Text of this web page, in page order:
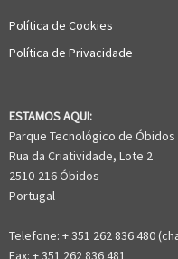
Política de Cookies
Política de Privacidade
ESTAMOS AQUI:
Parque Tecnológico de Óbidos
Rua da Criatividade, Lote 2
2510-216 Óbidos
Portugal
Telefone: + 351 262 836 480
Fax: + 351 262 836 481